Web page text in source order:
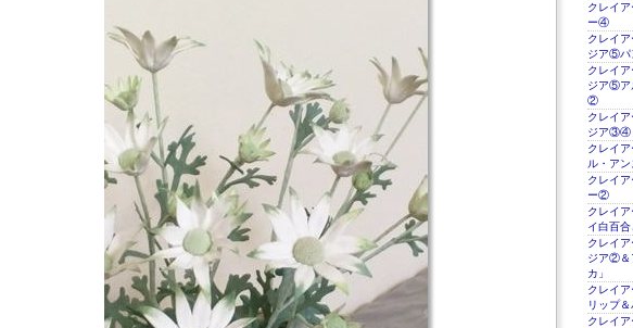
クレイ
ー④
クレイ
ジア⑤
クレイ
ジア⑤ア
②
クレイ
ジア③④
クレイ
ル・ア
クレイ
ー②
クレイ
イ白百
クレイ
ジア②＆
カ」
クレイ
リップ
クレイ